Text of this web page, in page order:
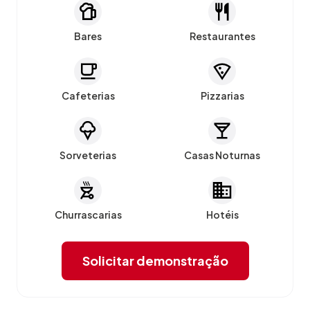
Bares Restaurantes
Cafeterias Pizzarias
Sorveterias Casas Noturnas
Churrascarias Hotéis
Solicitar demonstração